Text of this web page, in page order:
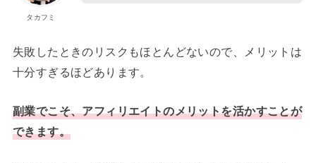
タカフミ
失敗したときのリスクもほとんどないので、メリットは
十分すぎるほどあります。
副業でこそ、アフィリエイトのメリットを活かすことが
できます。